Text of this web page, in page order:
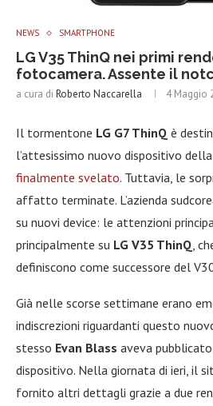
NEWS SMARTPHONE
LG V35 ThinQ nei primi
fotocamera. Assente il
a cura di Roberto Naccarella 4 Maggio
Il tormentone LG G7 ThinQ è
l’attesissimo nuovo dispositivo
finalmente svelato. Tuttavia, le
affatto terminate. L’azienda
su nuovi device: le attenzioni
principalmente su LG V35 ThinQ,
definiscono come successore del
Già nelle scorse settimane erano
indiscrezioni riguardanti questo
stesso Evan Blass aveva
dispositivo. Nella giornata di ieri, il
fornito altri dettagli grazie a due